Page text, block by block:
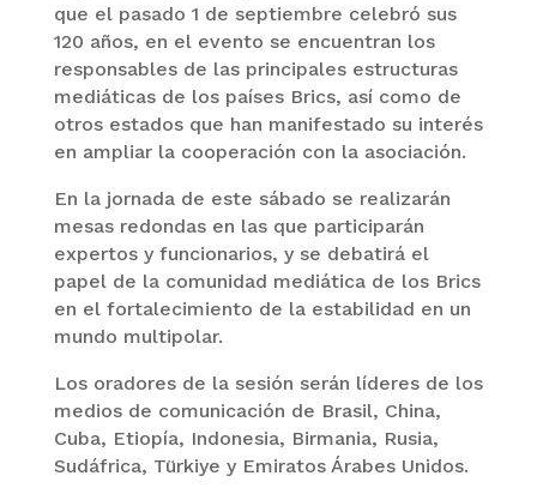
que el pasado 1 de septiembre celebró sus
120 años, en el evento se encuentran los
responsables de las principales estructuras
mediáticas de los países Brics, así como de
otros estados que han manifestado su interés
en ampliar la cooperación con la asociación.
En la jornada de este sábado se realizarán
mesas redondas en las que participarán
expertos y funcionarios, y se debatirá el
papel de la comunidad mediática de los Brics
en el fortalecimiento de la estabilidad en un
mundo multipolar.
Los oradores de la sesión serán líderes de los
medios de comunicación de Brasil, China,
Cuba, Etiopía, Indonesia, Birmania, Rusia,
Sudáfrica, Türkiye y Emiratos Árabes Unidos.